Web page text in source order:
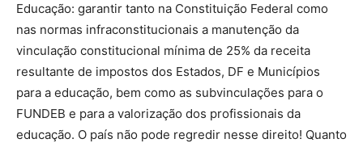
Educação: garantir tanto na Constituição Federal como
nas normas infraconstitucionais a manutenção da
vinculação constitucional mínima de 25% da receita
resultante de impostos dos Estados, DF e Municípios
para a educação, bem como as subvinculações para o
FUNDEB e para a valorização dos profissionais da
educação. O país não pode regredir nesse direito! Quanto